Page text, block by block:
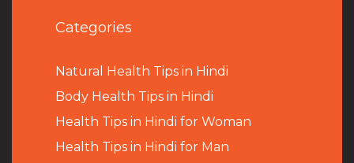
Categories
Natural Health Tips in Hindi
Body Health Tips in Hindi
Health Tips in Hindi for Woman
Health Tips in Hindi for Man